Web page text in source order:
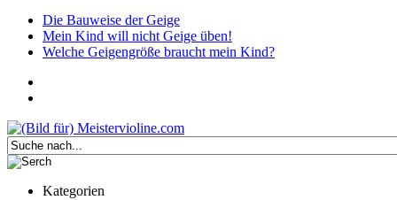
Die Bauweise der Geige
Mein Kind will nicht Geige üben!
Welche Geigengröße braucht mein Kind?
Kategorien